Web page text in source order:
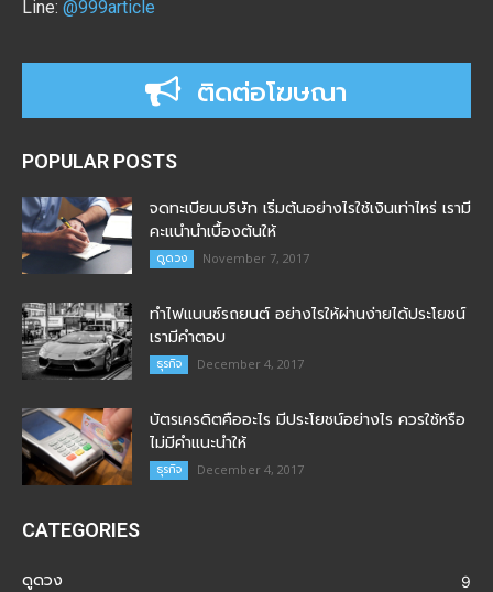
Line: @999article
ติดต่อโฆษณา
POPULAR POSTS
จดทะเบียนบริษัท เริ่มต้นอย่างไรใช้เงินเท่าไหร่ เรามี
คะแนำนำเบื้องต้นให้
ดูดวง November 7, 2017
ทำไฟแนนซ์รถยนต์ อย่างไรให้ผ่านง่ายได้ประโยชน์
เรามีคำตอบ
ธุรกิจ December 4, 2017
บัตรเครดิตคืออะไร มีประโยชน์อย่างไร ควรใช้หรือ
ไม่มีคำแนะนำให้
ธุรกิจ December 4, 2017
CATEGORIES
ดูดวง 9